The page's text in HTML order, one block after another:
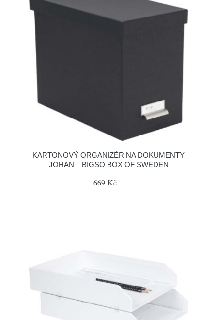
KARTONOVÝ ORGANIZÉR NA DOKUMENTY
JOHAN – BIGSO BOX OF SWEDEN
669 Kč